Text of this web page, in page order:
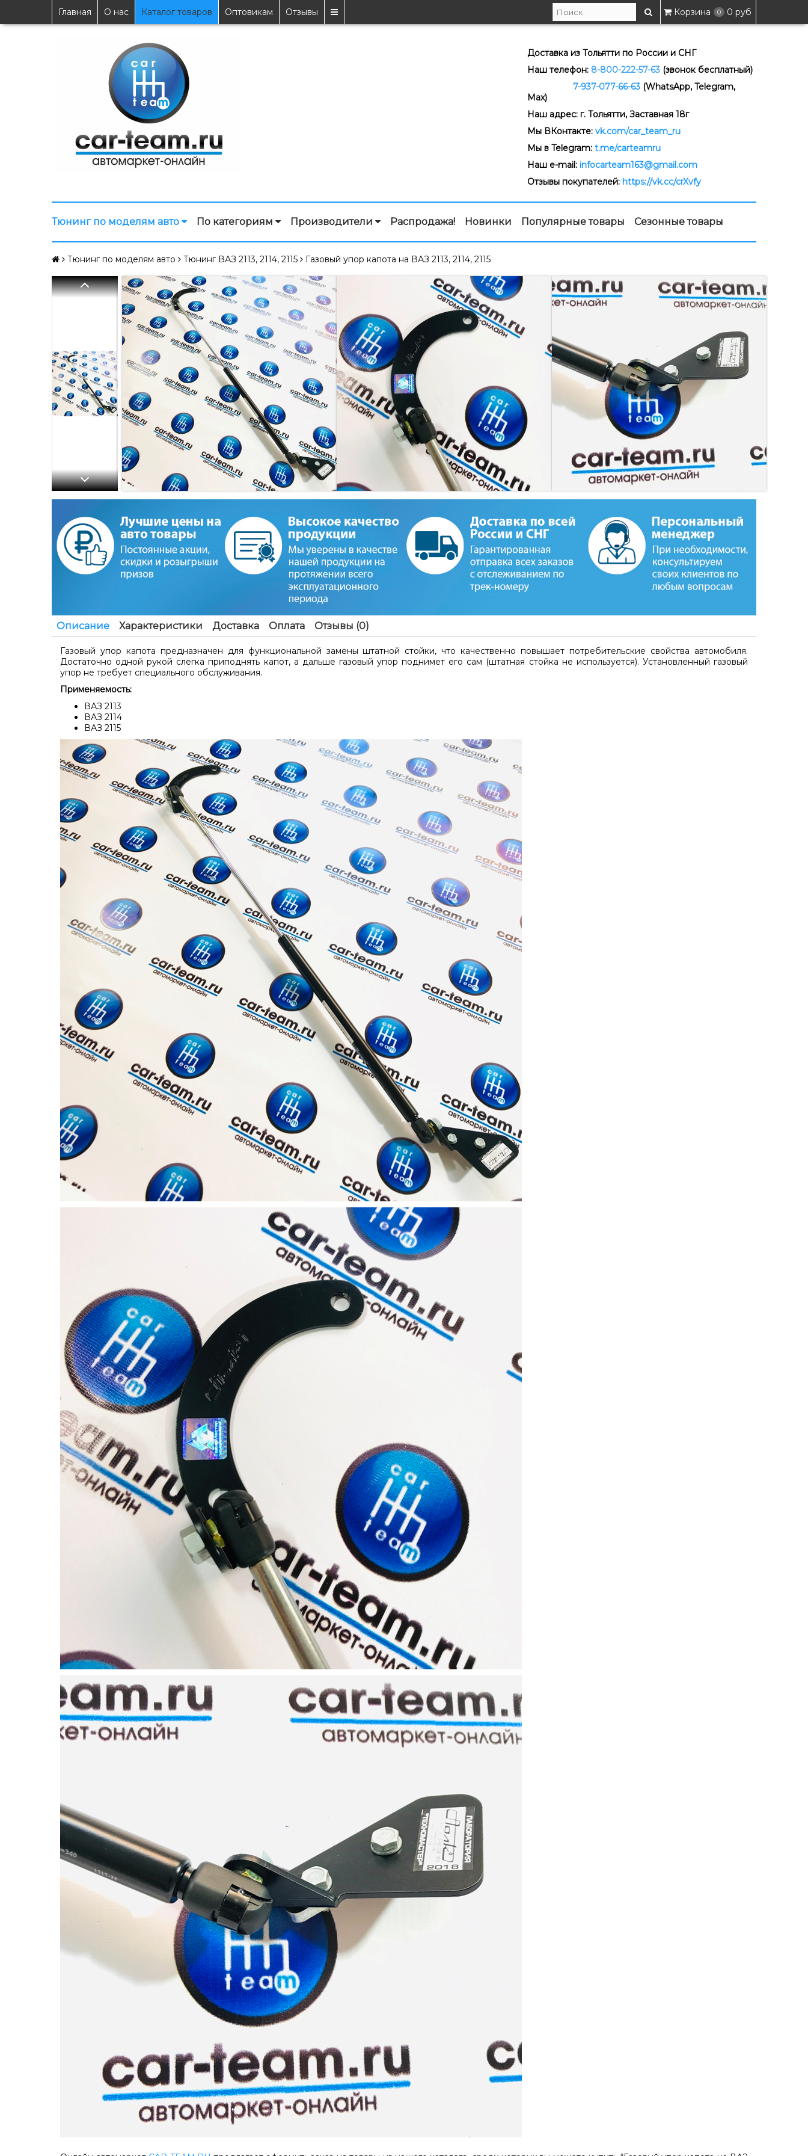
Главная О нас Каталог товаров Оптовикам Отзывы Корзина 0 0 руб
Доставка из Тольятти по России и СНГ
Наш телефон: 8-800-222-57-63 (звонок бесплатный)
7-937-077-66-63 (WhatsApp, Telegram,
Max)
Наш адрес: г. Тольятти, Заставная 18г
Мы ВКонтакте: vk.com/car_team_ru
Мы в Telegram: t.me/carteamru
Наш e-mail: infocarteam163@gmail.com
Отзывы покупателей: https://vk.cc/crXvfy
Тюнинг по моделям авто По категориям Производители Распродажа! Новинки Популярные товары Сезонные товары
Тюнинг по моделям авто Тюнинг ВАЗ 2113, 2114, 2115 Газовый упор капота на ВАЗ 2113, 2114, 2115
ГАЗОВЫЙ УПОР КАПОТА НА ВАЗ 2113, 2114, 2115
Цена за комплект: Кронштейн верхний, телескопический толкатель, нижний кронштейн.
Артикул: 136661921
Наличие:Есть в наличии
1 990 руб1 890 руб
В корзину Купить в один клик добавить
сравнению
Описание Характеристики Доставка Оплата Отзывы (0)
Газовый упор капота предназначен для функциональной замены штатной стойки, что качественно повышает потребительские свойства автомобиля.
Достаточно одной рукой слегка приподнять капот, а дальше газовый упор поднимет его сам (штатная стойка не используется). Установленный газовый
упор не требует специального обслуживания.
Применяемость:
ВАЗ 2113
ВАЗ 2114
ВАЗ 2115